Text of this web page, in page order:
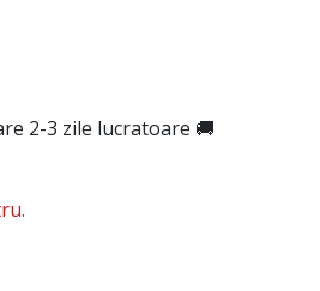
2-3 zile lucratoare 🚚